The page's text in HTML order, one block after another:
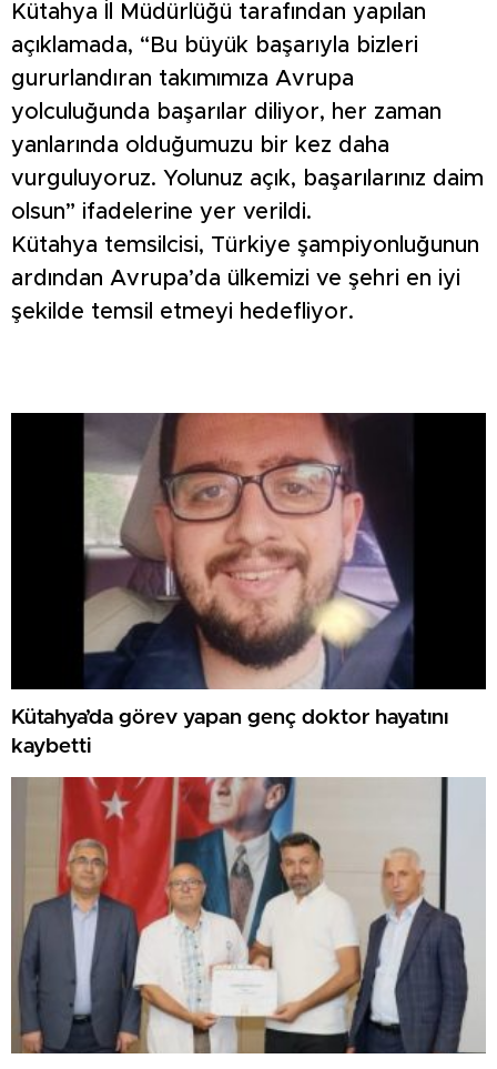
Kütahya İl Müdürlüğü tarafından yapılan
açıklamada, “Bu büyük başarıyla bizleri
gururlandıran takımımıza Avrupa
yolculuğunda başarılar diliyor, her zaman
yanlarında olduğumuzu bir kez daha
vurguluyoruz. Yolunuz açık, başarılarınız daim
olsun” ifadelerine yer verildi.
Kütahya temsilcisi, Türkiye şampiyonluğunun
ardından Avrupa’da ülkemizi ve şehri en iyi
şekilde temsil etmeyi hedefliyor.
Kütahya’da görev yapan genç doktor hayatını
kaybetti